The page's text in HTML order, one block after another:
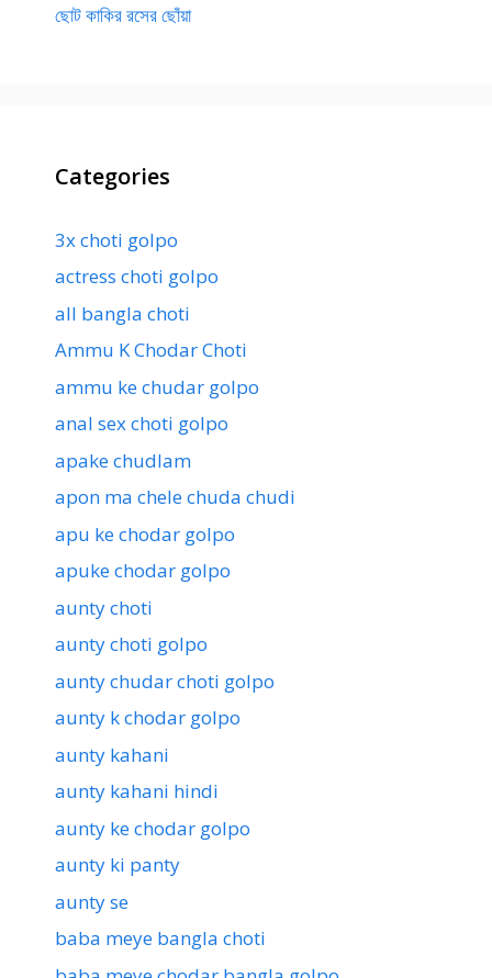
ছোট কাকির রসের ছোঁয়া
Categories
3x choti golpo
actress choti golpo
all bangla choti
Ammu K Chodar Choti
ammu ke chudar golpo
anal sex choti golpo
apake chudlam
apon ma chele chuda chudi
apu ke chodar golpo
apuke chodar golpo
aunty choti
aunty choti golpo
aunty chudar choti golpo
aunty k chodar golpo
aunty kahani
aunty kahani hindi
aunty ke chodar golpo
aunty ki panty
aunty se
baba meye bangla choti